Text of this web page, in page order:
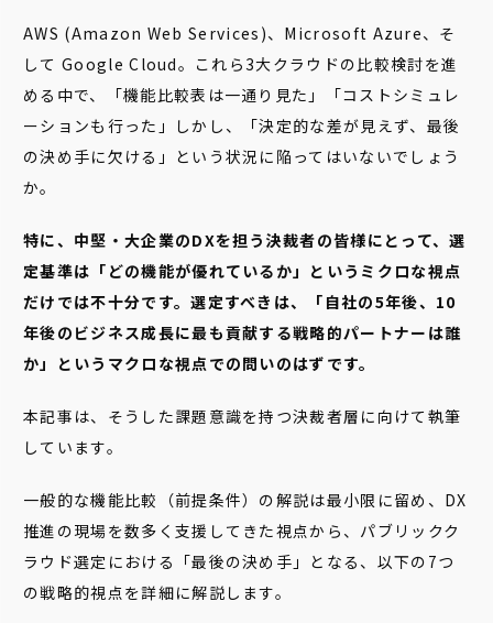
AWS (Amazon Web Services)、Microsoft Azure、そ
して Google Cloud。これら3大クラウドの比較検討を進
める中で、「機能比較表は一通り見た」「コストシミュレ
ーションも行った」しかし、「決定的な差が見えず、最後
の決め手に欠ける」という状況に陥ってはいないでしょう
か。
特に、中堅・大企業のDXを担う決裁者の皆様にとって、選
定基準は「どの機能が優れているか」というミクロな視点
だけでは不十分です。選定すべきは、「自社の5年後、10
年後のビジネス成長に最も貢献する戦略的パートナーは誰
か」というマクロな視点での問いのはずです。
本記事は、そうした課題意識を持つ決裁者層に向けて執筆
しています。
一般的な機能比較（前提条件）の解説は最小限に留め、DX
推進の現場を数多く支援してきた視点から、パブリックク
ラウド選定における「最後の決め手」となる、以下の7つ
の戦略的視点を詳細に解説します。